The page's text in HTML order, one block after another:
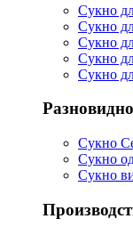
Сукно
Сукно
Сукно
Сукно
Сукно
Сукно
Сукно
Сукно